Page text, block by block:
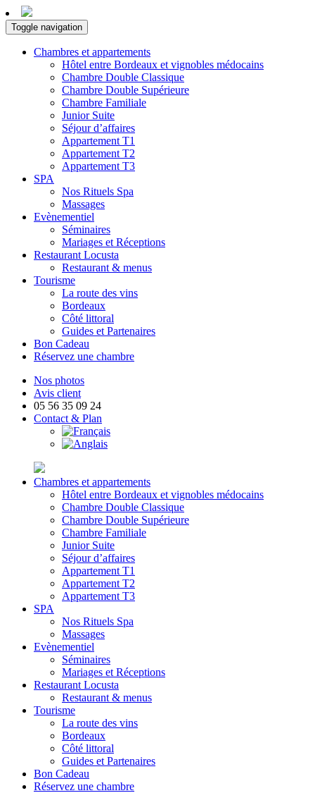
Toggle navigation
Chambres et appartements
Hôtel entre Bordeaux et vignobles médocains
Chambre Double Classique
Chambre Double Supérieure
Chambre Familiale
Junior Suite
Séjour d’affaires
Appartement T1
Appartement T2
Appartement T3
SPA
Nos Rituels Spa
Massages
Evènementiel
Séminaires
Mariages et Réceptions
Restaurant Locusta
Restaurant & menus
Tourisme
La route des vins
Bordeaux
Côté littoral
Guides et Partenaires
Bon Cadeau
Réservez une chambre
Nos photos
Avis client
05 56 35 09 24
Contact & Plan
Chambres et appartements
Hôtel entre Bordeaux et vignobles médocains
Chambre Double Classique
Chambre Double Supérieure
Chambre Familiale
Junior Suite
Séjour d’affaires
Appartement T1
Appartement T2
Appartement T3
SPA
Nos Rituels Spa
Massages
Evènementiel
Séminaires
Mariages et Réceptions
Restaurant Locusta
Restaurant & menus
Tourisme
La route des vins
Bordeaux
Côté littoral
Guides et Partenaires
Bon Cadeau
Réservez une chambre